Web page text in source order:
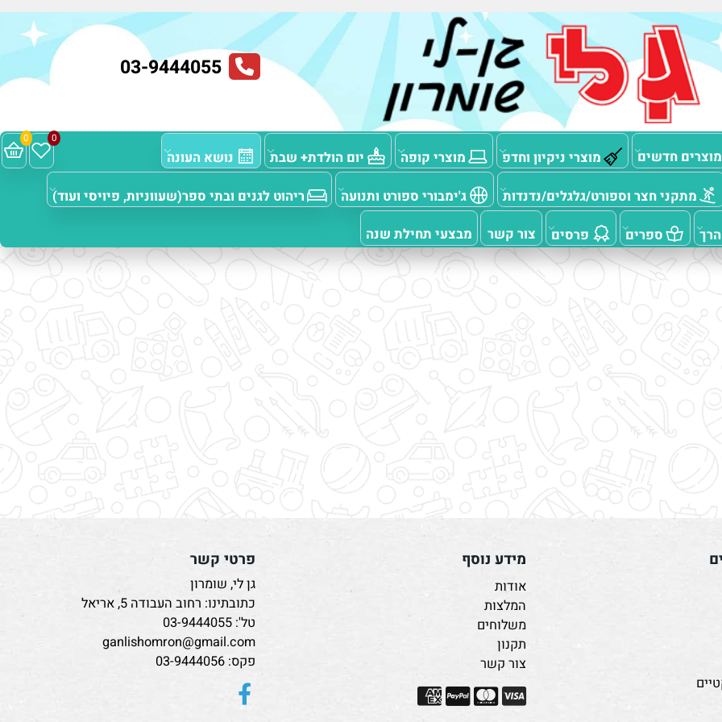
03-9444055
0 0
חדשים מוצרי ניקיון וחדפ מוצרי קופה יום הולדת+ שבת נושא העונה
חצר וספורט/גלגלים/נדנדות ג'ימבורי ספורט ותנועה ריהוט לגנים ובתי ספר(שעווניות, פיויסי ועוד)
ספרים פרסים צור קשר מבצעי תחילת שנה
מידע נוסף
אודות
המלצות
משלוחים
תקנון
צור קשר
פרטי קשר
גן לי, שומרון
כתובתינו: רחוב העבודה 5, אריאל
טל':03-9444055
ganlishomron@gmail.com
פקס: 03-9444056